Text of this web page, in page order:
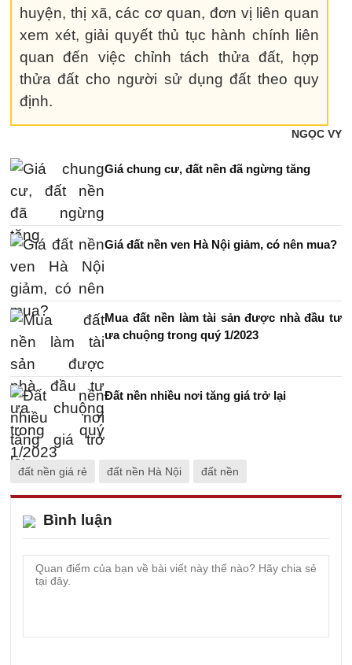
huyện, thị xã, các cơ quan, đơn vị liên quan
xem xét, giải quyết thủ tục hành chính liên
quan đến việc chỉnh tách thửa đất, hợp
thửa đất cho người sử dụng đất theo quy
định.
NGỌC VY
Giá chung cư, đất nền đã ngừng tăng
Giá đất nền ven Hà Nội giảm, có nên mua?
Mua đất nền làm tài sản được nhà đầu tư
ưa chuộng trong quý 1/2023
Đất nền nhiều nơi tăng giá trở lại
đất nền giá rẻ đất nền Hà Nội đất nền
Bình luận